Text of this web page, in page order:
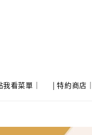
我看菜單｜ | 特約商店｜